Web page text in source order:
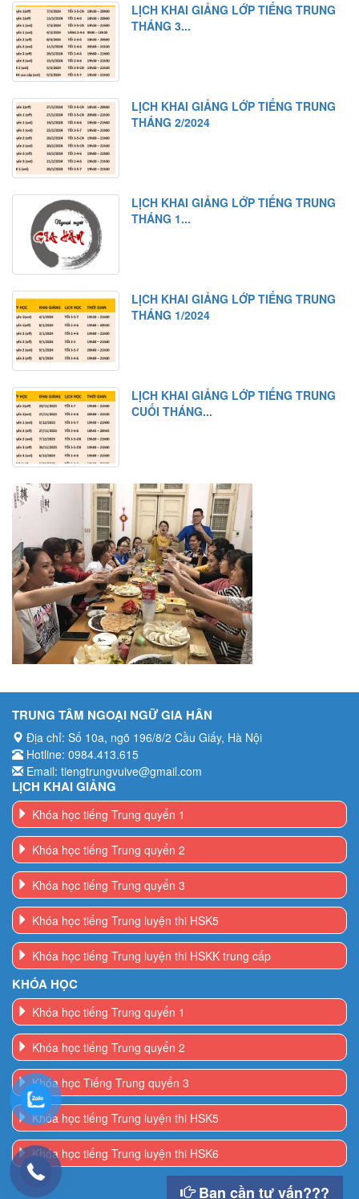
LỊCH KHAI GIẢNG LỚP TIẾNG TRUNG
THÁNG 3...
LỊCH KHAI GIẢNG LỚP TIẾNG TRUNG
THÁNG 2/2024
LỊCH KHAI GIẢNG LỚP TIẾNG TRUNG
THÁNG 1...
LỊCH KHAI GIẢNG LỚP TIẾNG TRUNG
THÁNG 1/2024
LỊCH KHAI GIẢNG LỚP TIẾNG TRUNG
CUỐI THÁNG...
TRUNG TÂM NGOẠI NGỮ GIA HÂN
Địa chỉ: Số 10a, ngõ 196/8/2 Cầu Giấy, Hà Nội
Hotline: 0984.413.615
Email: tiengtrungvuive@gmail.com
LỊCH KHAI GIẢNG
Khóa học tiếng Trung quyển 1
Khóa học tiếng Trung quyển 2
Khóa học tiếng Trung quyển 3
Khóa học tiếng Trung luyện thi HSK5
Khóa học tiếng Trung luyện thi HSKK trung cấp
KHÓA HỌC
Khóa học tiếng Trung quyển 1
Khóa học tiếng Trung quyển 2
Khóa học Tiếng Trung quyển 3
Khóa học tiếng Trung luyện thi HSK5
Khóa học tiếng Trung luyện thi HSK6
Bạn cần tư vấn???